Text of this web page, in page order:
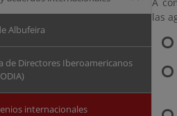
Albufeira
de Directores Iberoamericanos
internacionales
las